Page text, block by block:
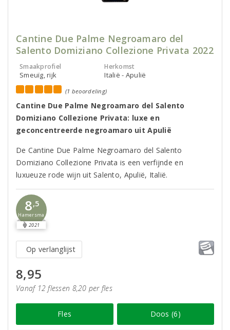
Cantine Due Palme Negroamaro del
Salento Domiziano Collezione Privata 2022
Smaakprofiel
Smeuïg, rijk
Herkomst
Italië - Apulië
(1 beoordeling)
Cantine Due Palme Negroamaro del Salento
Domiziano Collezione Privata: luxe en
geconcentreerde negroamaro uit Apulië
De Cantine Due Palme Negroamaro del Salento
Domiziano Collezione Privata is een verfijnde en
luxueuze rode wijn uit Salento, Apulië, Italië.
8,5
Hamersma
2021
Op verlanglijst
8,95
Vanaf 12 flessen 8,20 per fles
Fles Doos (6)